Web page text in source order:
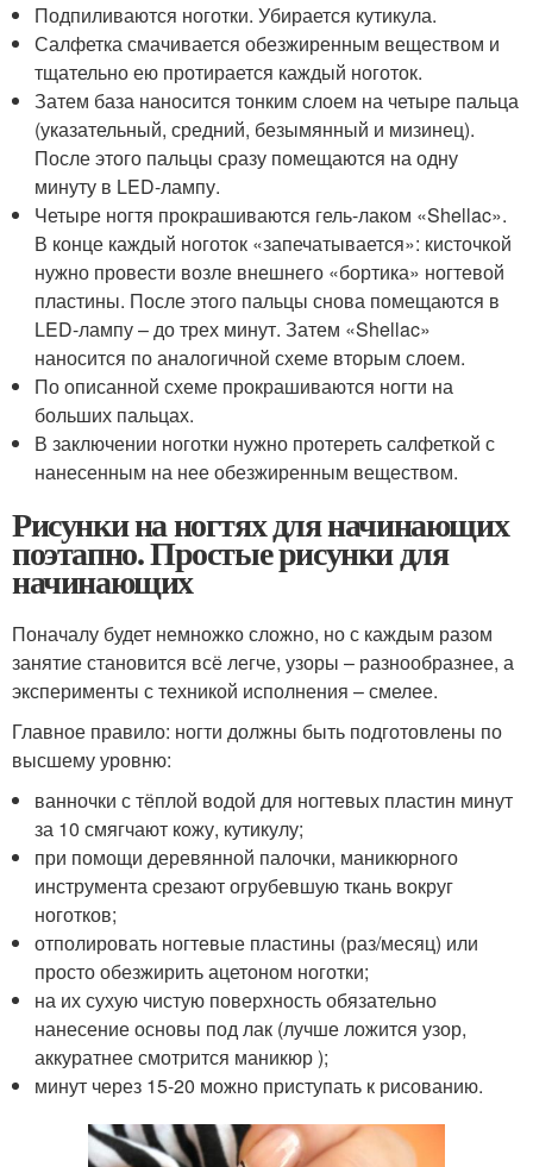
Подпиливаются ноготки. Убирается кутикула.
Салфетка смачивается обезжиренным веществом и
тщательно ею протирается каждый ноготок.
Затем база наносится тонким слоем на четыре пальца
(указательный, средний, безымянный и мизинец).
После этого пальцы сразу помещаются на одну
минуту в LED-лампу.
Четыре ногтя прокрашиваются гель-лаком «Shellac».
В конце каждый ноготок «запечатывается»: кисточкой
нужно провести возле внешнего «бортика» ногтевой
пластины. После этого пальцы снова помещаются в
LED-лампу – до трех минут. Затем «Shellac»
наносится по аналогичной схеме вторым слоем.
По описанной схеме прокрашиваются ногти на
больших пальцах.
В заключении ноготки нужно протереть салфеткой с
нанесенным на нее обезжиренным веществом.
Рисунки на ногтях для начинающих
поэтапно. Простые рисунки для
начинающих
Поначалу будет немножко сложно, но с каждым разом
занятие становится всё легче, узоры – разнообразнее, а
эксперименты с техникой исполнения – смелее.
Главное правило: ногти должны быть подготовлены по
высшему уровню:
ванночки с тёплой водой для ногтевых пластин минут
за 10 смягчают кожу, кутикулу;
при помощи деревянной палочки, маникюрного
инструмента срезают огрубевшую ткань вокруг
ноготков;
отполировать ногтевые пластины (раз/месяц) или
просто обезжирить ацетоном ноготки;
на их сухую чистую поверхность обязательно
нанесение основы под лак (лучше ложится узор,
аккуратнее смотрится маникюр );
минут через 15-20 можно приступать к рисованию.